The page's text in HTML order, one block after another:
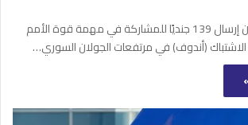
وافق برلمان كازاخستان إرسال 139 جنديًا للمشاركة في مهمة قوة الأمم
(أندوف) في مرتفعات الجولان السوري…